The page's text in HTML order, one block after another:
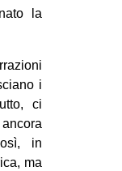
la
i
ci
in
ma